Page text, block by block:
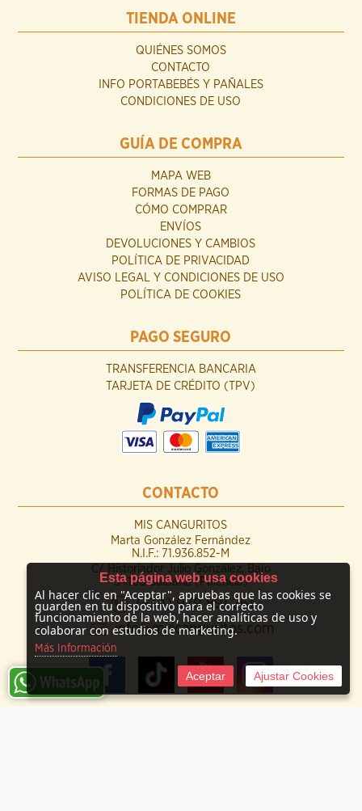
TIENDA ONLINE
QUIÉNES SOMOS
CONTACTO
INFO PORTABEBÉS Y PAÑALES
CONDICIONES DE USO
GUÍA DE COMPRA
MAPA WEB
FORMAS DE PAGO
CÓMO COMPRAR
ENVÍOS
DEVOLUCIONES Y CAMBIOS
POLÍTICA DE PRIVACIDAD
AVISO LEGAL Y CONDICIONES DE USO
POLÍTICA DE COOKIES
PAGO SEGURO
TRANSFERENCIA BANCARIA
TARJETA DE CRÉDITO (TPV)
CONTACTO
MIS CANGURITOS
Marta González Fernández
N.I.F.: 71.936.852-M
C/ Historiador Julio González, Bajo
34100 Saldaña (Palencia)
(+34) 979 891 261
info@miscanguritos.com
Esta página web usa cookies
Al hacer clic en "Aceptar", apruebas que las cookies se
guarden en tu dispositivo para el correcto
funcionamiento de la web, hacer analíticas de uso y
colaborar con estudios de marketing.
Más Información
Aceptar Ajustar Cookies